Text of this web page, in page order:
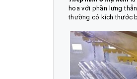
hoa với phần lưng
thường có kích thước